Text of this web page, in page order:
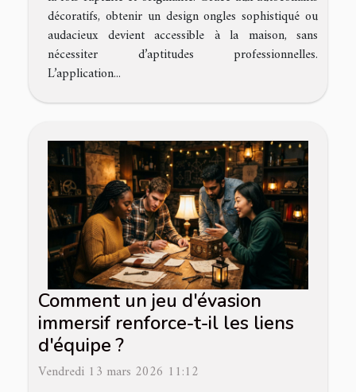
décoratifs, obtenir un design ongles sophistiqué ou
audacieux devient accessible à la maison, sans
nécessiter d’aptitudes professionnelles.
L’application...
Comment un jeu d'évasion
immersif renforce-t-il les liens
d'équipe ?
Vendredi 13 mars 2026 11:12